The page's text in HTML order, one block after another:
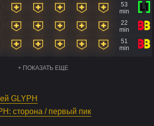
53
min
22
min
51
min
+ ПОКАЗАТЬ ЕЩЕ
GLYPH
сторона / первый пик